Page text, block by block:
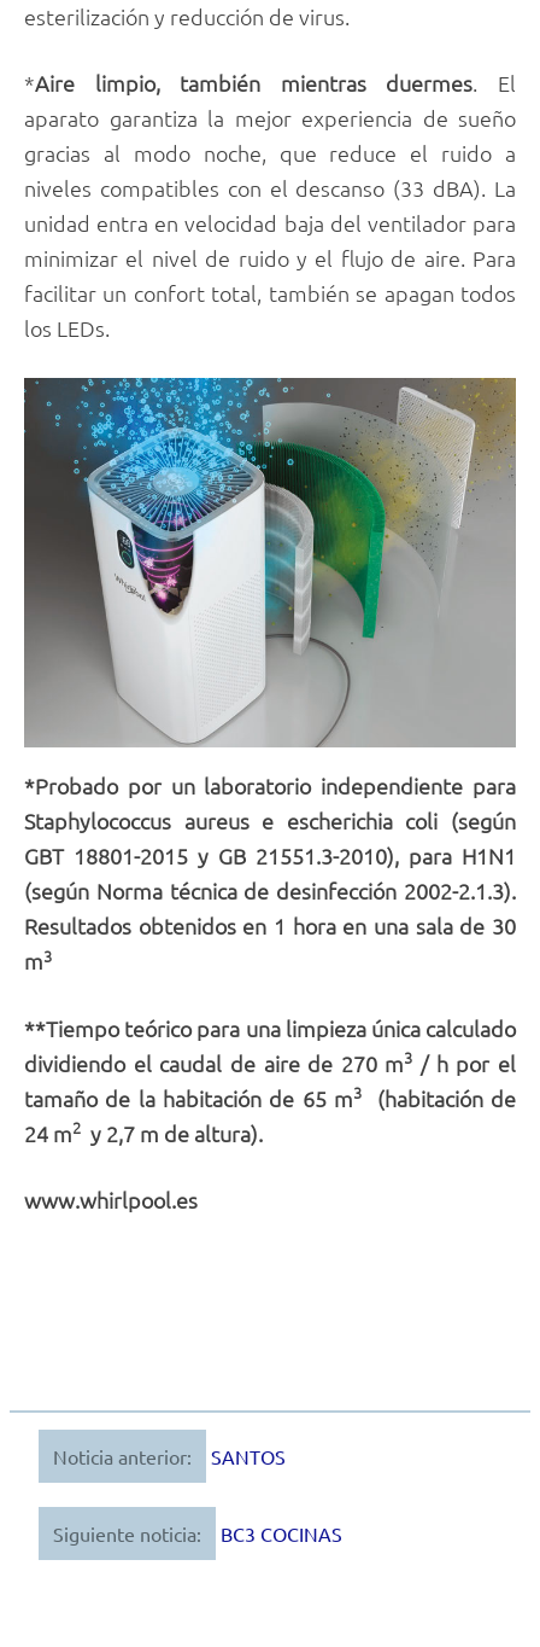
esterilización y reducción de virus.
*Aire limpio, también mientras duermes. El
aparato garantiza la mejor experiencia de sueño
gracias al modo noche, que reduce el ruido a
niveles compatibles con el descanso (33 dBA). La
unidad entra en velocidad baja del ventilador para
minimizar el nivel de ruido y el flujo de aire. Para
facilitar un confort total, también se apagan todos
los LEDs.
*Probado por un laboratorio independiente para
Staphylococcus aureus e escherichia coli (según
GBT 18801-2015 y GB 21551.3-2010), para H1N1
(según Norma técnica de desinfección 2002-2.1.3).
Resultados obtenidos en 1 hora en una sala de 30
m3
**Tiempo teórico para una limpieza única calculado
dividiendo el caudal de aire de 270 m3 / h por el
tamaño de la habitación de 65 m3
(habitación de
24 m2 y 2,7 m de altura).
www.whirlpool.es
Navegación
de
entradas
Noticia anterior: SANTOS
Siguiente noticia: BC3 COCINAS